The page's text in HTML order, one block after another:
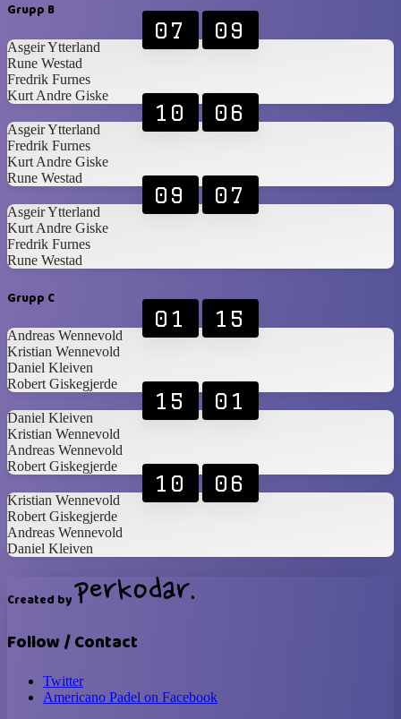
Grupp B
07 09
Asgeir Ytterland
Rune Westad
Fredrik Furnes
Kurt Andre Giske
10 06
Asgeir Ytterland
Fredrik Furnes
Kurt Andre Giske
Rune Westad
09 07
Asgeir Ytterland
Kurt Andre Giske
Fredrik Furnes
Rune Westad
Grupp C
01 15
Andreas Wennevold
Kristian Wennevold
Daniel Kleiven
Robert Giskegjerde
15 01
Daniel Kleiven
Kristian Wennevold
Andreas Wennevold
Robert Giskegjerde
10 06
Kristian Wennevold
Robert Giskegjerde
Andreas Wennevold
Daniel Kleiven
Created by
Follow / Contact
Twitter
Americano Padel on Facebook